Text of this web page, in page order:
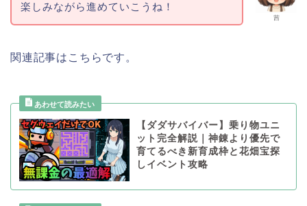
茜
楽しみながら進めていこうね！
関連記事はこちらです。
【ダダサバイバー】乗り物ユニ
ット完全解説｜神錬より優先で
育てるべき新育成枠と花畑宝探
しイベント攻略